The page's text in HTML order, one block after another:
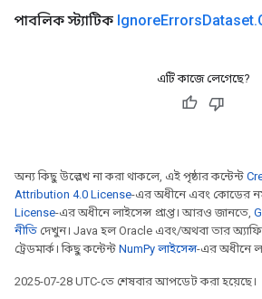
পাবলিক স্ট্যাটিক IgnoreErrorsDataset.
এটি কাজে লেগেছে?
অন্য কিছু উল্লেখ না করা থাকলে, এই পৃষ্ঠার কন্টেন্ট
Attribution 4.0 License-এর অধীনে এবং কোডের
License-এর অধীনে লাইসেন্স প্রাপ্ত। আরও জানতে,
নীতি দেখুন। Java হল Oracle এবং/অথবা তার
ট্রেডমার্ক। কিছু কন্টেন্ট NumPy লাইসেন্স-এর অধীনে
2025-07-28 UTC-তে শেষবার আপডেট করা হয়েছে।